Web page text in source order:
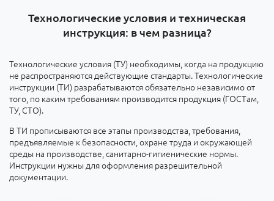
Технологические условия и техническая
инструкция: в чем разница?
Технологические условия (ТУ) необходимы, когда на продукцию
не распространяются действующие стандарты. Технологические
инструкции (ТИ) разрабатываются обязательно независимо от
того, по каким требованиям производится продукция (ГОСТам,
ТУ, СТО).
В ТИ прописываются все этапы производства, требования,
предъявляемые к безопасности, охране труда и окружающей
среды на производстве, санитарно-гигиенические нормы.
Инструкции нужны для оформления разрешительной
документации.